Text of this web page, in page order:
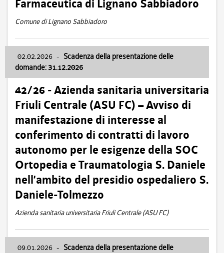
Farmaceutica di Lignano Sabbiadoro
Comune di Lignano Sabbiadoro
02.02.2026 - Scadenza della presentazione delle
domande: 31.12.2026
42/26 - Azienda sanitaria universitaria
Friuli Centrale (ASU FC) – Avviso di
manifestazione di interesse al
conferimento di contratti di lavoro
autonomo per le esigenze della SOC
Ortopedia e Traumatologia S. Daniele
nell’ambito del presidio ospedaliero S.
Daniele-Tolmezzo
Azienda sanitaria universitaria Friuli Centrale (ASU FC)
09.01.2026 - Scadenza della presentazione delle